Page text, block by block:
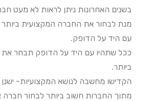
בשנים האחרונות ניתן לראות לא מעט
מנת לבחור את החברה המקצועית
עם היד על הדופק.
ככל שתהיו עם היד על הדופק תבחר
ביותר.
הקדישו מחשבה לנושא המקצועיות-
מתוך החברות חשוב ביותר לבחור